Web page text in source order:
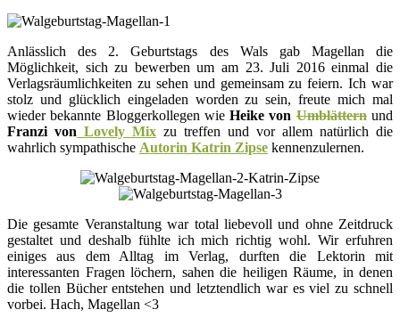
Anlässlich des 2. Geburtstags des Wals gab Magellan die
Möglichkeit, sich zu bewerben um am 23. Juli 2016 einmal die
Verlagsräumlichkeiten zu sehen und gemeinsam zu feiern. Ich war
stolz und glücklich eingeladen worden zu sein, freute mich mal
wieder bekannte Bloggerkollegen wieHeike vonUmblätternund
Franzi von Lovely Mix zu treffen und vor allem natürlich die
wahrlich sympathische Autorin Katrin Zipse kennenzulernen.
Die gesamte Veranstaltung war total liebevoll und ohne Zeitdruck
gestaltet und deshalb fühlte ich mich richtig wohl. Wir erfuhren
einiges aus dem Alltag im Verlag, durften die Lektorin mit
interessanten Fragen löchern, sahen die heiligen Räume, in denen
die tollen Bücher entstehen und letztendlich war es viel zu schnell
vorbei. Hach, Magellan <3